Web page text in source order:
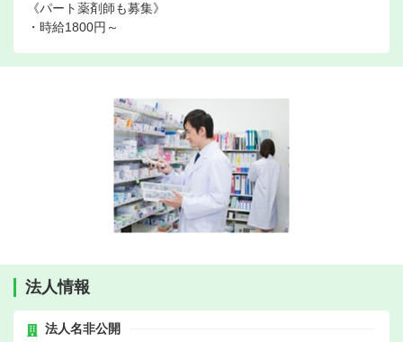
《パート薬剤師も募集》
・時給1800円～
法人情報
法人名非公開